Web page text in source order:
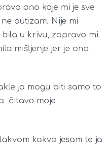
ono koje mi je sve
autizam. Nije mi
u krivu, zapravo mi
mišljenje jer je ono
ja mogu biti samo to
čitavo moje
kakva jesam te ja